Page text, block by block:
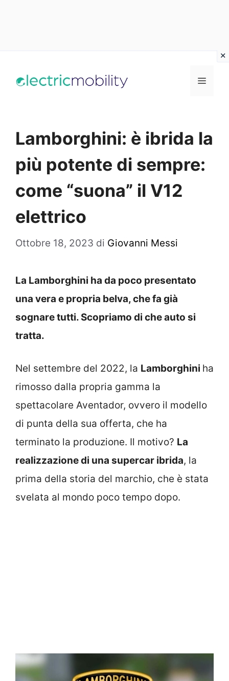
Menu
Lamborghini: è ibrida la
più potente di sempre:
come “suona” il V12
elettrico
Ottobre 18, 2023 di Giovanni Messi
La Lamborghini ha da poco presentato
una vera e propria belva, che fa già
sognare tutti. Scopriamo di che auto si
tratta.
Nel settembre del 2022, la Lamborghini ha
rimosso dalla propria gamma la
spettacolare Aventador, ovvero il modello
di punta della sua offerta, che ha
terminato la produzione. Il motivo? La
realizzazione di una supercar ibrida, la
prima della storia del marchio, che è stata
svelata al mondo poco tempo dopo.